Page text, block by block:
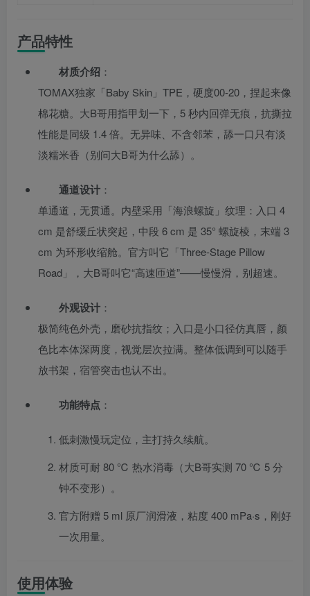
产品特性
材质介绍 ：
TOMAX独家「Baby Skin」TPE，硬度00-20，捏起来像
棉花糖。大B哥用指甲划一下，5 秒内回弹无痕，抗撕拉
性能是同级 1.4 倍。无异味、不含邻苯，舔一口只有淡
淡糯米香（别问大B哥为什么舔）。
通道设计 ：
单通道，无贯通。内壁采用「海浪螺旋」纹理：入口 4
cm 是舒缓丘状突起，中段 6 cm 是 35° 螺旋棱，末端 3
cm 为环形收缩舱。官方叫它「Three-Stage Pillow
Road」，大B哥叫它“高速匝道”——慢慢滑，别超速。
外观设计 ：
极简纯色外壳，磨砂抗指纹；入口是小口径仿真唇，颜
色比本体深两度，视觉层次拉满。整体低调到可以随手
放书架，宿管突击也认不出。
功能特点 ：
低刺激慢玩定位，主打持久续航。
材质可耐 80 ℃ 热水消毒（大B哥实测 70 ℃ 5 分
钟不变形）。
官方附赠 5 ml 原厂润滑液，粘度 400 mPa·s，刚好
一次用量。
使用体验